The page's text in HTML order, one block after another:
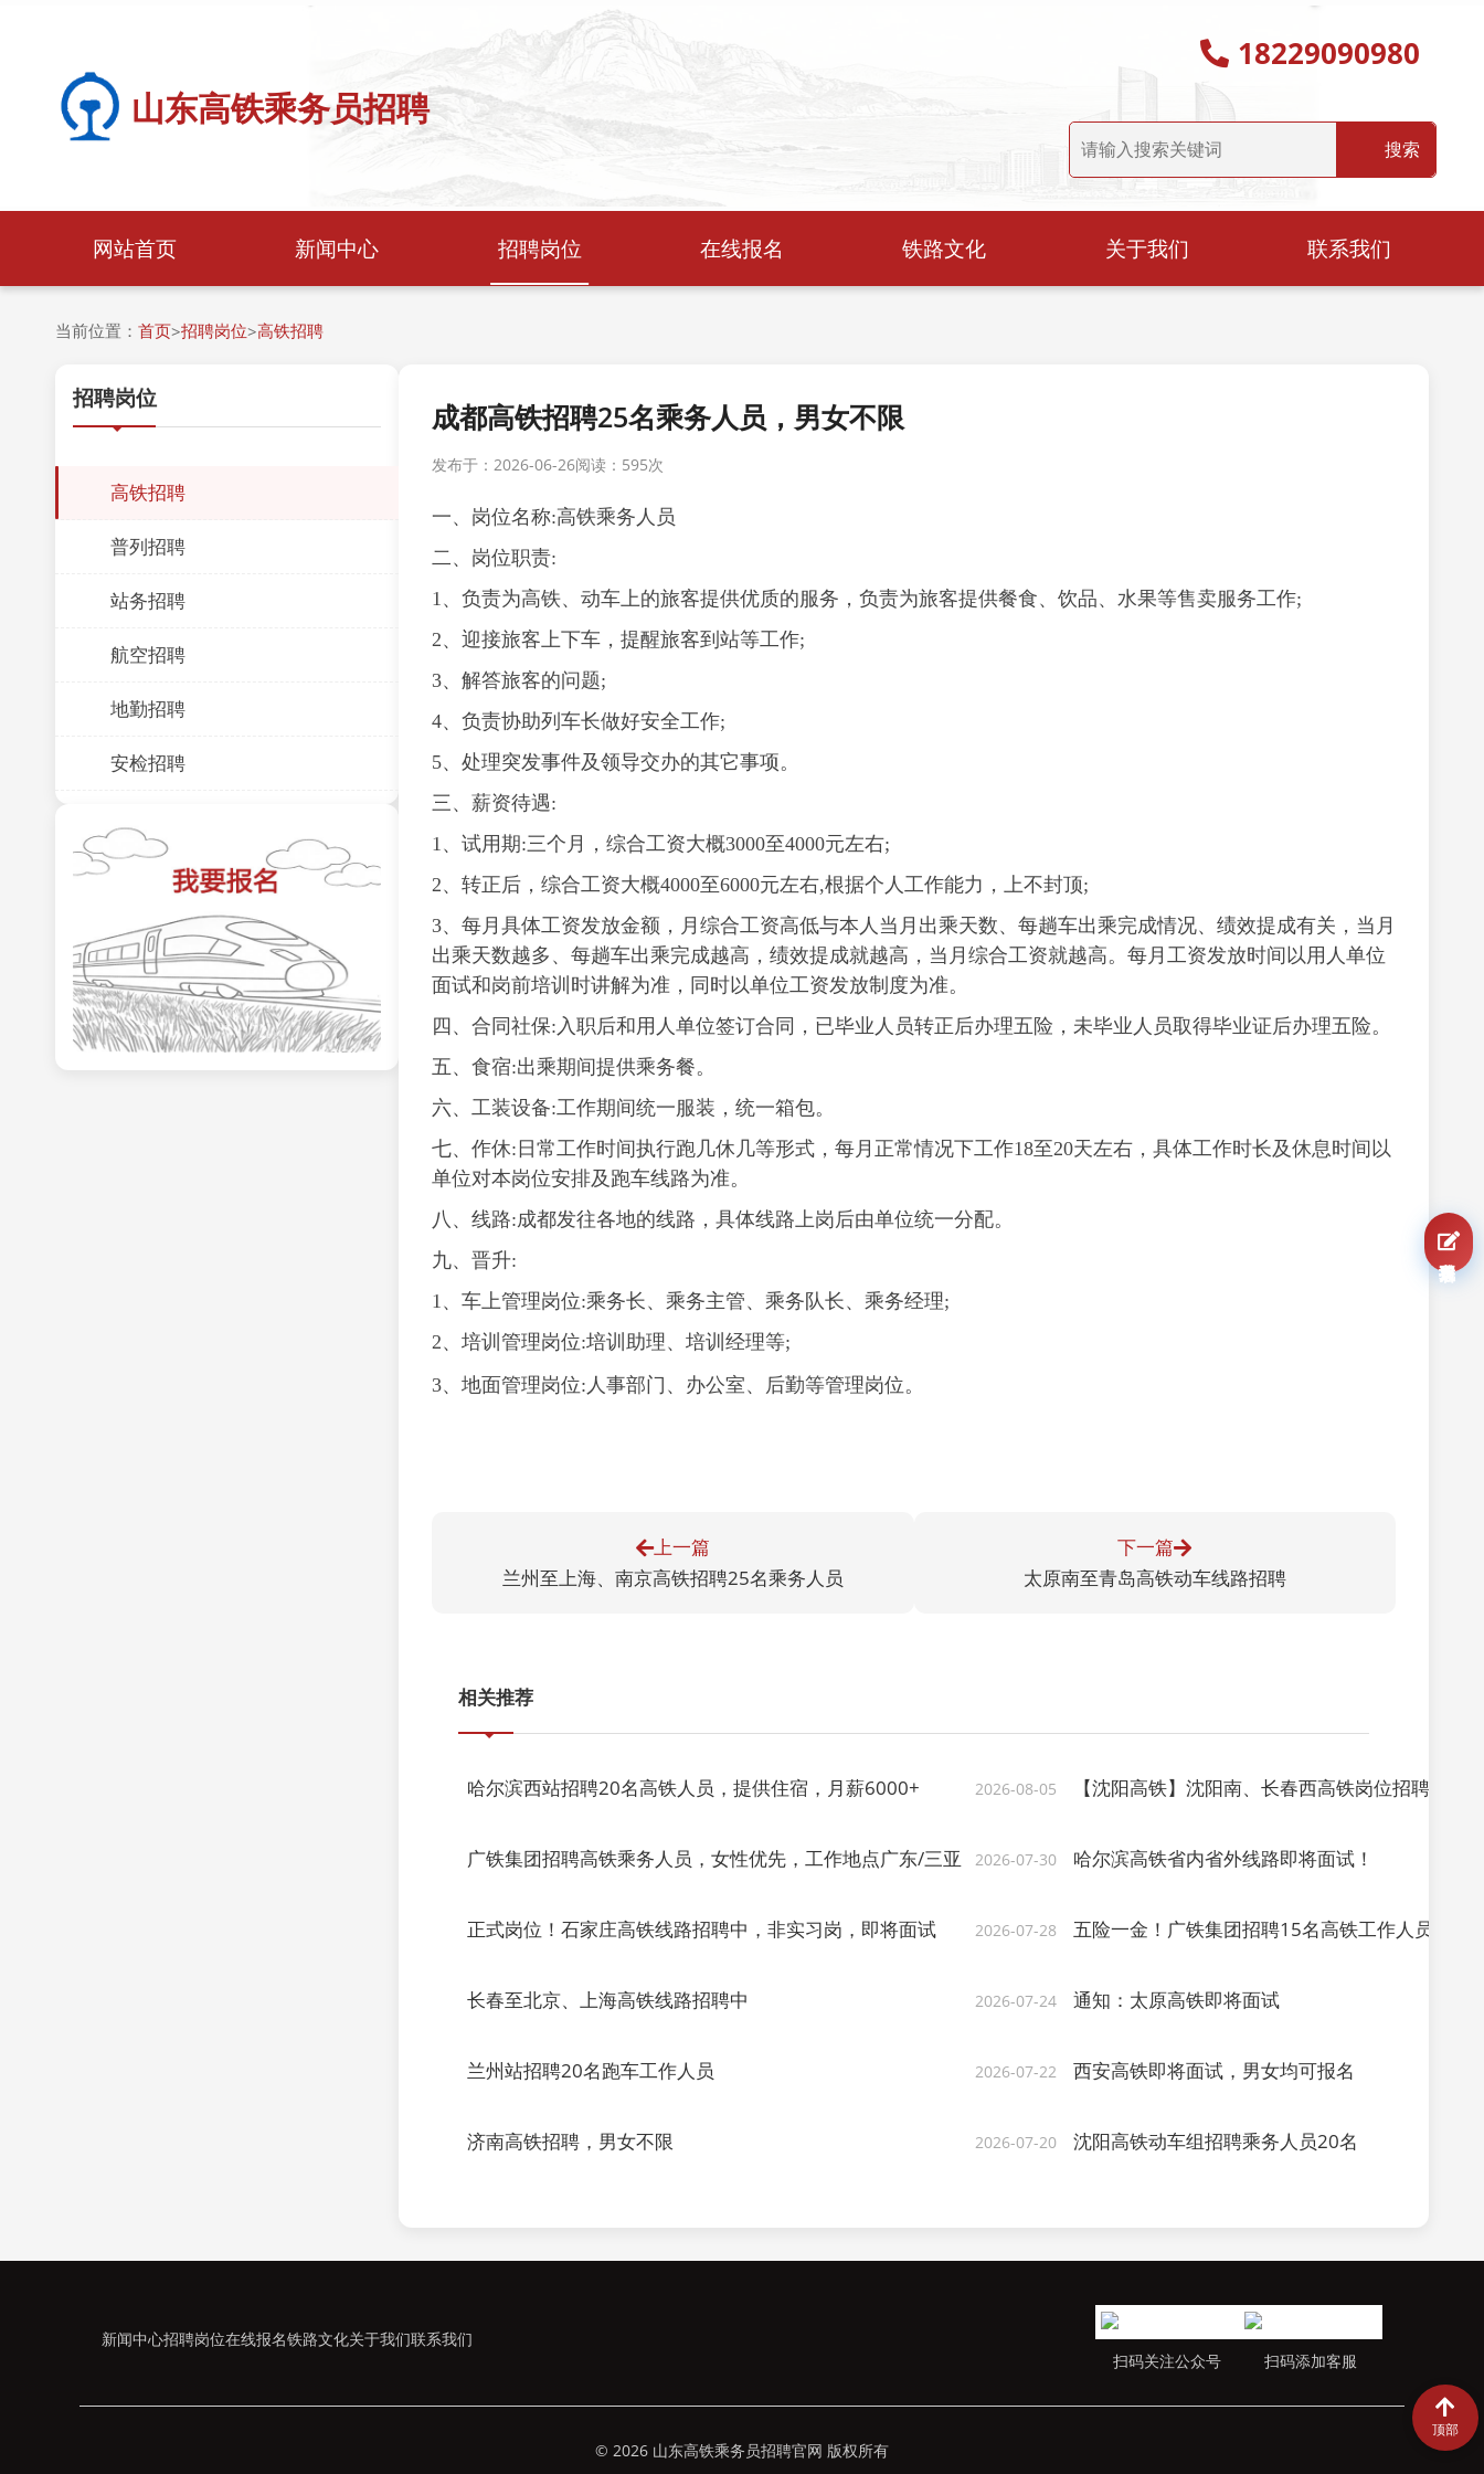
山东高铁乘务员招聘
18229090980
网站首页 新闻中心 招聘岗位 在线报名 铁路文化 关于我们 联系我们
当前位置： 首页>招聘岗位>高铁招聘
招聘岗位
高铁招聘
普列招聘
站务招聘
航空招聘
地勤招聘
安检招聘
成都高铁招聘25名乘务人员，男女不限
发布于：2026-06-26阅读： 595次
一、岗位名称:高铁乘务人员
二、岗位职责:
1、负责为高铁、动车上的旅客提供优质的服务，负责为旅客提供餐食、饮品、水果等售卖服务工作;
2、迎接旅客上下车，提醒旅客到站等工作;
3、解答旅客的问题;
4、负责协助列车长做好安全工作;
5、处理突发事件及领导交办的其它事项。
三、薪资待遇:
1、试用期:三个月，综合工资大概3000至4000元左右;
2、转正后，综合工资大概4000至6000元左右,根据个人工作能力，上不封顶;
3、每月具体工资发放金额，月综合工资高低与本人当月出乘天数、每趟车出乘完成情况、绩效提成有关，当月
出乘天数越多、每趟车出乘完成越高，绩效提成就越高，当月综合工资就越高。每月工资发放时间以用人单位
面试和岗前培训时讲解为准，同时以单位工资发放制度为准。
四、合同社保:入职后和用人单位签订合同，已毕业人员转正后办理五险，未毕业人员取得毕业证后办理五险。
五、食宿:出乘期间提供乘务餐。
六、工装设备:工作期间统一服装，统一箱包。
七、作休:日常工作时间执行跑几休几等形式，每月正常情况下工作18至20天左右，具体工作时长及休息时间以
单位对本岗位安排及跑车线路为准。
八、线路:成都发往各地的线路，具体线路上岗后由单位统一分配。
九、晋升:
1、车上管理岗位:乘务长、乘务主管、乘务队长、乘务经理;
2、培训管理岗位:培训助理、培训经理等;
3、地面管理岗位:人事部门、办公室、后勤等管理岗位。
上一篇
兰州至上海、南京高铁招聘25名乘务人员
下一篇
太原南至青岛高铁动车线路招聘
相关推荐
哈尔滨西站招聘20名高铁人员，提供住宿，月薪6000+ 2026-08-05 【沈阳高铁】沈阳南、长春西高铁岗位招聘
广铁集团招聘高铁乘务人员，女性优先，工作地点广东/三亚 2026-07-30 哈尔滨高铁省内省外线路即将面试！
正式岗位！石家庄高铁线路招聘中，非实习岗，即将面试 2026-07-28 五险一金！广铁集团招聘15名高铁工作人员，月
长春至北京、上海高铁线路招聘中 2026-07-24 通知：太原高铁即将面试
兰州站招聘20名跑车工作人员 2026-07-22 西安高铁即将面试，男女均可报名
济南高铁招聘，男女不限 2026-07-20 沈阳高铁动车组招聘乘务人员20名
新闻中心招聘岗位在线报名铁路文化关于我们联系我们
扫码关注公众号
扫码添加客服
© 2026 山东高铁乘务员招聘官网 版权所有
顶部
我要报名